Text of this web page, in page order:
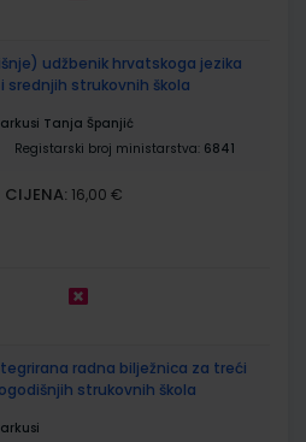
udžbenik hrvatskoga jezika
srednjih strukovnih škola
Tanja Španjić
Registarski broj ministarstva: 6841
CIJENA: 16,00 €
radna bilježnica za treći
strukovnih škola